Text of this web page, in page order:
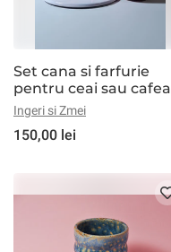
Set cana si farfurie
pentru ceai sau cafea
Ingeri si Zmei
150,00 lei